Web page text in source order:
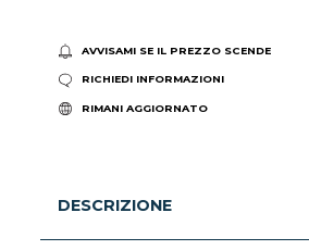
AVVISAMI SE IL PREZZO SCENDE
RICHIEDI INFORMAZIONI
RIMANI AGGIORNATO
DESCRIZIONE